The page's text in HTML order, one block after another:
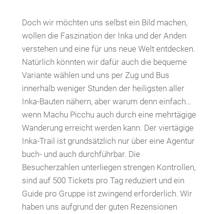
Doch wir möchten uns selbst ein Bild machen,
wollen die Faszination der Inka und der Anden
verstehen und eine für uns neue Welt entdecken.
Natürlich könnten wir dafür auch die bequeme
Variante wählen und uns per Zug und Bus
innerhalb weniger Stunden der heiligsten aller
Inka-Bauten nähern, aber warum denn einfach…
wenn Machu Picchu auch durch eine mehrtägige
Wanderung erreicht werden kann. Der viertägige
Inka-Trail ist grundsätzlich nur über eine Agentur
buch- und auch durchführbar. Die
Besucherzahlen unterliegen strengen Kontrollen,
sind auf 500 Tickets pro Tag reduziert und ein
Guide pro Gruppe ist zwingend erforderlich. Wir
haben uns aufgrund der guten Rezensionen